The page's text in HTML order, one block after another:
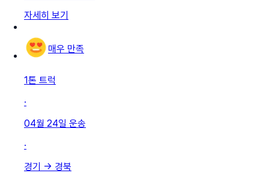
자세히 보기
매우 만족
1톤 트럭
·
04월 24일 운송
·
경기 → 경북